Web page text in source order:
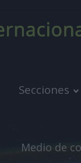
Secciones
Medio de